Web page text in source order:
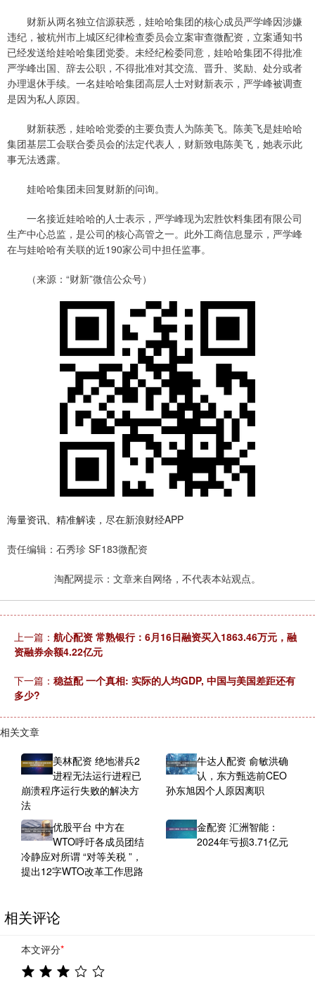
财新从两名独立信源获悉，娃哈哈集团的核心成员严学峰因涉嫌
违纪，被杭州市上城区纪律检查委员会立案审查微配资，立案通知书
已经发送给娃哈哈集团党委。未经纪检委同意，娃哈哈集团不得批准
严学峰出国、辞去公职，不得批准对其交流、晋升、奖励、处分或者
办理退休手续。一名娃哈哈集团高层人士对财新表示，严学峰被调查
是因为私人原因。
财新获悉，娃哈哈党委的主要负责人为陈美飞。陈美飞是娃哈哈
集团基层工会联合委员会的法定代表人，财新致电陈美飞，她表示此
事无法透露。
娃哈哈集团未回复财新的问询。
一名接近娃哈哈的人士表示，严学峰现为宏胜饮料集团有限公司
生产中心总监，是公司的核心高管之一。此外工商信息显示，严学峰
在与娃哈哈有关联的近190家公司中担任监事。
（来源：“财新”微信公众号）
海量资讯、精准解读，尽在新浪财经APP
责任编辑：石秀珍 SF183微配资
淘配网提示：文章来自网络，不代表本站观点。
上一篇： 航心配资 常熟银行：6月16日融资买入1863.46万元，融
资融券余额4.22亿元
下一篇： 稳益配 一个真相: 实际的人均GDP, 中国与美国差距还有
多少?
相关文章
美林配资 绝地潜兵2
进程无法运行进程已
崩溃程序运行失败的解决方
法
牛达人配资 俞敏洪确
认，东方甄选前CEO
孙东旭因个人原因离职
优股平台 中方在
WTO呼吁各成员团结
冷静应对所谓 “对等关税 ”，
提出12字WTO改革工作思路
金配资 汇洲智能：
2024年亏损3.71亿元
相关评论
本文评分*